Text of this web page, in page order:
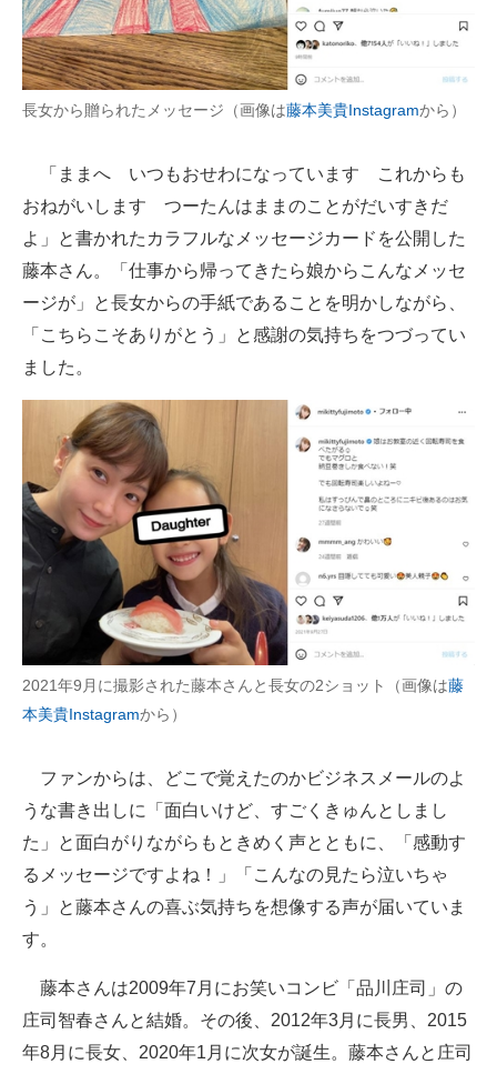
企業ITのトレンドを詳説
経営リーダーのコミュニティ
ITエンジニア向け専門サイト
企業向けIT製品の総合サイト
IT製品の技術・比較・事例
製造業のIT導入・活用を支援
モノづくり技術者専門サイト
エレクトロニクス専門サイト
電子設計の基本と応用
エネルギーの専門メディア
建設×テクノロジーの最前線
ちょっと気になるネットの話題
長女から贈られたメッセージ（画像は藤本美貴Instagramから）
「ままへ いつもおせわになっています これからも
おねがいします つーたんはままのことがだいすきだ
よ」と書かれたカラフルなメッセージカードを公開した
藤本さん。「仕事から帰ってきたら娘からこんなメッセ
ージが」と長女からの手紙であることを明かしながら、
「こちらこそありがとう」と感謝の気持ちをつづってい
ました。
2021年9月に撮影された藤本さんと長女の2ショット（画像は藤
本美貴Instagramから）
ファンからは、どこで覚えたのかビジネスメールのよ
うな書き出しに「面白いけど、すごくきゅんとしまし
た」と面白がりながらもときめく声とともに、「感動す
るメッセージですよね！」「こんなの見たら泣いちゃ
う」と藤本さんの喜ぶ気持ちを想像する声が届いていま
す。
藤本さんは2009年7月にお笑いコンビ「品川庄司」の
庄司智春さんと結婚。その後、2012年3月に長男、2015
年8月に長女、2020年1月に次女が誕生。藤本さんと庄司